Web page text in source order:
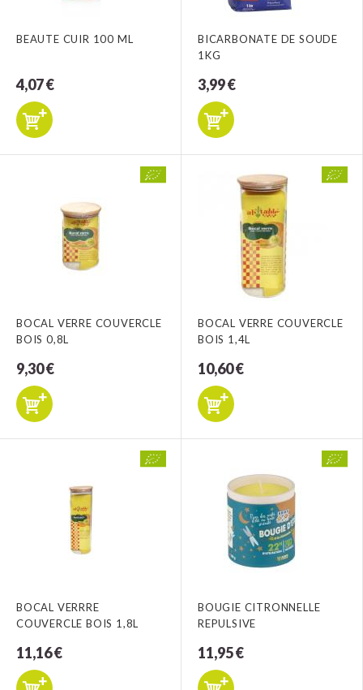
BEAUTE CUIR 100 ML
4,07 €
BICARBONATE DE SOUDE
1KG
3,99 €
BOCAL VERRE COUVERCLE
BOIS 0,8L
9,30 €
BOCAL VERRE COUVERCLE
BOIS 1,4L
10,60 €
BOCAL VERRRE
COUVERCLE BOIS 1,8L
11,16 €
BOUGIE CITRONNELLE
REPULSIVE
11,95 €